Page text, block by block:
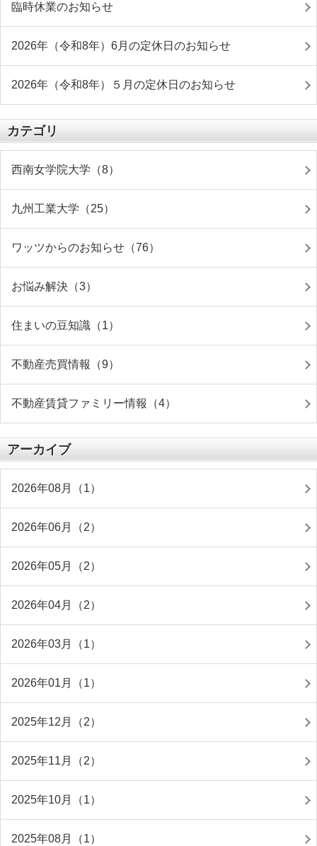
臨時休業のお知らせ
2026年（令和8年）6月の定休日のお知らせ
2026年（令和8年）５月の定休日のお知らせ
カテゴリ
西南女学院大学（8）
九州工業大学（25）
ワッツからのお知らせ（76）
お悩み解決（3）
住まいの豆知識（1）
不動産売買情報（9）
不動産賃貸ファミリー情報（4）
アーカイブ
2026年08月（1）
2026年06月（2）
2026年05月（2）
2026年04月（2）
2026年03月（1）
2026年01月（1）
2025年12月（2）
2025年11月（2）
2025年10月（1）
2025年08月（1）